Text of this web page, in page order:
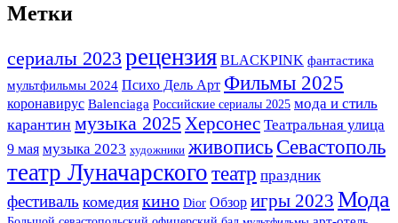
Метки
сериалы 2023 рецензия BLACKPINK фантастика
мультфильмы 2024 Психо Дель Арт Фильмы 2025
коронавирус Balenciaga Российские сериалы 2025 мода и стиль
карантин музыка 2025 Херсонес Театральная улица
9 мая музыка 2023 художники живопись Севастополь
театр Луначарского театр праздник
фестиваль комедия кино Dior Обзор игры 2023 Мода